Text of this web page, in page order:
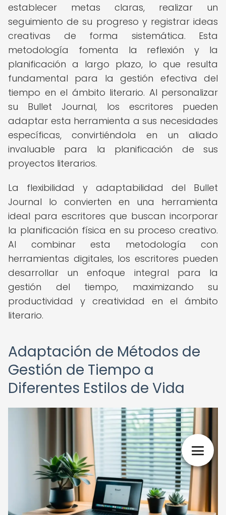
establecer metas claras, realizar un
seguimiento de su progreso y registrar ideas
creativas de forma sistemática. Esta
metodología fomenta la reflexión y la
planificación a largo plazo, lo que resulta
fundamental para la gestión efectiva del
tiempo en el ámbito literario. Al personalizar
su Bullet Journal, los escritores pueden
adaptar esta herramienta a sus necesidades
específicas, convirtiéndola en un aliado
invaluable para la planificación de sus
proyectos literarios.
La flexibilidad y adaptabilidad del Bullet
Journal lo convierten en una herramienta
ideal para escritores que buscan incorporar
la planificación física en su proceso creativo.
Al combinar esta metodología con
herramientas digitales, los escritores pueden
desarrollar un enfoque integral para la
gestión del tiempo, maximizando su
productividad y creatividad en el ámbito
literario.
Adaptación de Métodos de
Gestión de Tiempo a
Diferentes Estilos de Vida